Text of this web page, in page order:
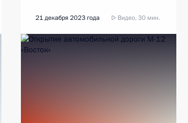
21 декабря 2023 года Видео, 30 мин.